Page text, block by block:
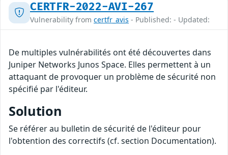
CERTFR-2022-AVI-267
Vulnerability from certfr_avis - Published: - Updated:
De multiples vulnérabilités ont été découvertes dans
Juniper Networks Junos Space. Elles permettent à un
attaquant de provoquer un problème de sécurité non
spécifié par l'éditeur.
Solution
Se référer au bulletin de sécurité de l'éditeur pour
l'obtention des correctifs (cf. section Documentation).